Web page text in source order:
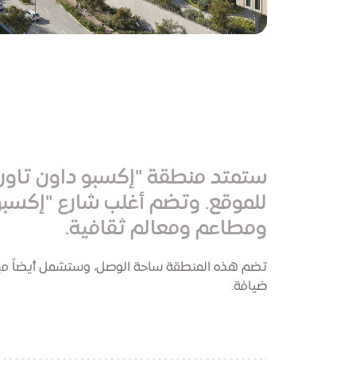
ستمتد منطقة "إكسبو داون
للموقع. وتضم أغلب شارع
ومطاعم ومعالم ثقافية.
تضم هذه المنطقة ساحة الوصل، وستشمل أيضاً
ضيافة.